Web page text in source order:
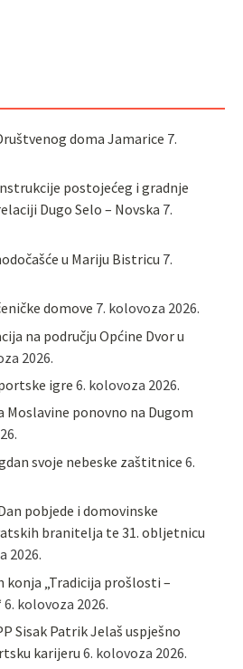
doma Jamarice 7.
postojećeg i gradnje
Dugo Selo – Novska 7.
u Mariju Bistricu 7.
domove 7. kolovoza 2026.
na području Općine Dvor u
2026.
igre 6. kolovoza 2026.
Moslavine ponovno na Dugom
svoje nebeske zaštitnice 6.
pobjede i domovinske
branitelja te 31. obljetnicu
2026.
konja „Tradicija prošlosti –
6. kolovoza 2026.
Sisak Patrik Jelaš uspješno
karijeru 6. kolovoza 2026.